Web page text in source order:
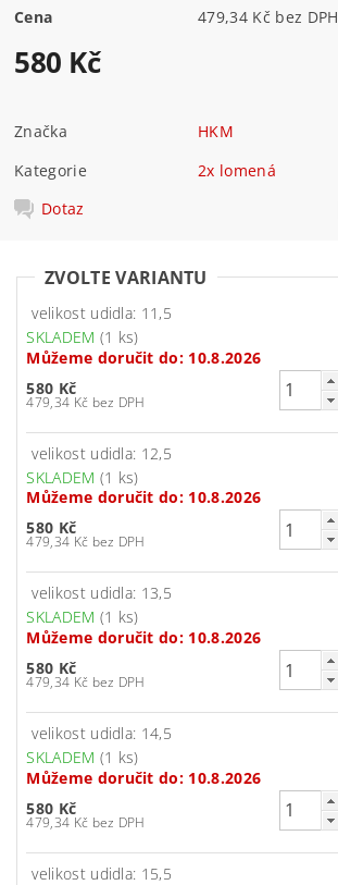
Cena 479,34 Kč bez DPH
580 Kč
Značka
HKM
Kategorie
2x lomená
Dotaz
ZVOLTE VARIANTU
velikost udidla: 11,5
SKLADEM (1 ks)
Můžeme doručit do: 10.8.2026
580 Kč
479,34 Kč bez DPH
velikost udidla: 12,5
SKLADEM (1 ks)
Můžeme doručit do: 10.8.2026
580 Kč
479,34 Kč bez DPH
velikost udidla: 13,5
SKLADEM (1 ks)
Můžeme doručit do: 10.8.2026
580 Kč
479,34 Kč bez DPH
velikost udidla: 14,5
SKLADEM (1 ks)
Můžeme doručit do: 10.8.2026
580 Kč
479,34 Kč bez DPH
velikost udidla: 15,5